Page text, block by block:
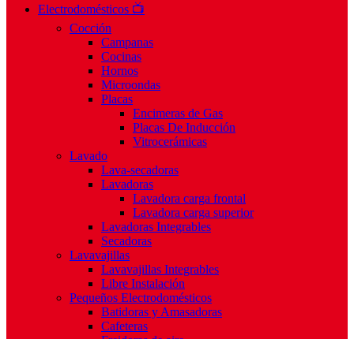
Electrodomésticos 📺
Cocción
Campanas
Cocinas
Hornos
Microondas
Placas
Encimeras de Gas
Placas De Inducción
Vitrocerámicas
Lavado
Lava-secadoras
Lavadoras
Lavadora carga frontal
Lavadora carga superior
Lavadoras Integrables
Secadoras
Lavavajillas
Lavavajillas Integrables
Libre Instalación
Pequeños Electrodomésticos
Batidoras y Amasadoras
Cafeteras